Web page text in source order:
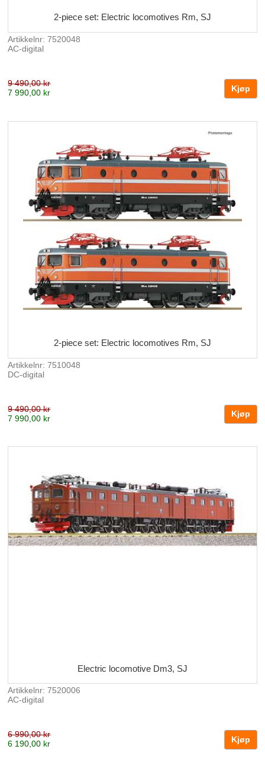
2-piece set: Electric locomotives Rm, SJ
Artikkelnr: 7520048
AC-digital
9 490,00 kr
7 990,00 kr
2-piece set: Electric locomotives Rm, SJ
Artikkelnr: 7510048
DC-digital
9 490,00 kr
7 990,00 kr
Electric locomotive Dm3, SJ
Artikkelnr: 7520006
AC-digital
6 990,00 kr
6 190,00 kr